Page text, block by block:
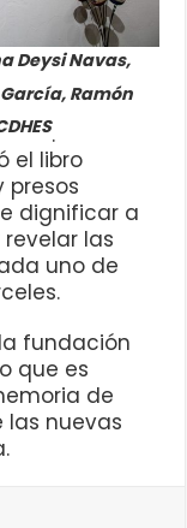
Deysi Navas,
Ramón
.
el libro
presos
dignificar a
las
uno de
fundación
que es
de
las nuevas